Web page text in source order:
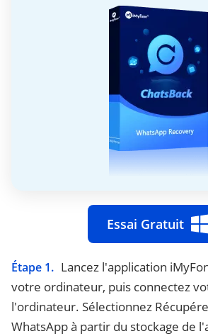
Essai Gratuit
Étape 1. Lancez l'application
votre ordinateur, puis connectez
l'ordinateur. Sélectionnez
WhatsApp à partir du stockage de